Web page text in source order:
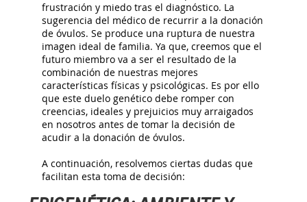
frustración y miedo tras el diagnóstico. La
sugerencia del médico de recurrir a la donación
de óvulos. Se produce una ruptura de nuestra
imagen ideal de familia. Ya que, creemos que el
futuro miembro va a ser el resultado de la
combinación de nuestras mejores
características físicas y psicológicas. Es por ello
que este duelo genético debe romper con
creencias, ideales y prejuicios muy arraigados
en nosotros antes de tomar la decisión de
acudir a la donación de óvulos.
A continuación, resolvemos ciertas dudas que
facilitan esta toma de decisión: